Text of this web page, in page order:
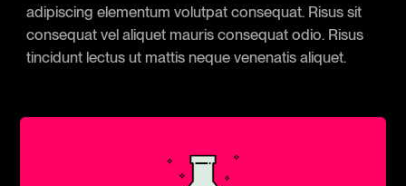
adipiscing elementum volutpat consequat. Risus sit
consequat vel aliquet mauris consequat odio. Risus
tincidunt lectus ut mattis neque venenatis aliquet.